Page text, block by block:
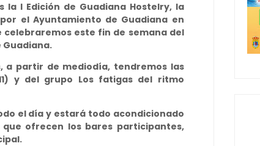
I Edición de Guadiana Hostelry, la
el Ayuntamiento de Guadiana en
celebraremos este fin de semana del
Guadiana.
a partir de mediodía, tendremos las
y del grupo Los fatigas del ritmo
el día y estará todo acondicionado
ofrecen los bares participantes,